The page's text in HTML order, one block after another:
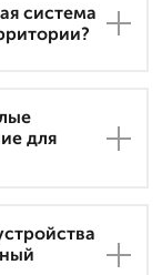
система
для